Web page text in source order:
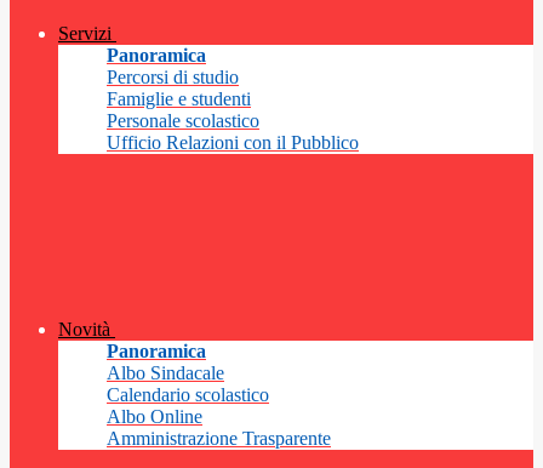
Servizi
Panoramica
Percorsi di studio
Famiglie e studenti
Personale scolastico
Ufficio Relazioni con il Pubblico
Novità
Panoramica
Albo Sindacale
Calendario scolastico
Albo Online
Amministrazione Trasparente